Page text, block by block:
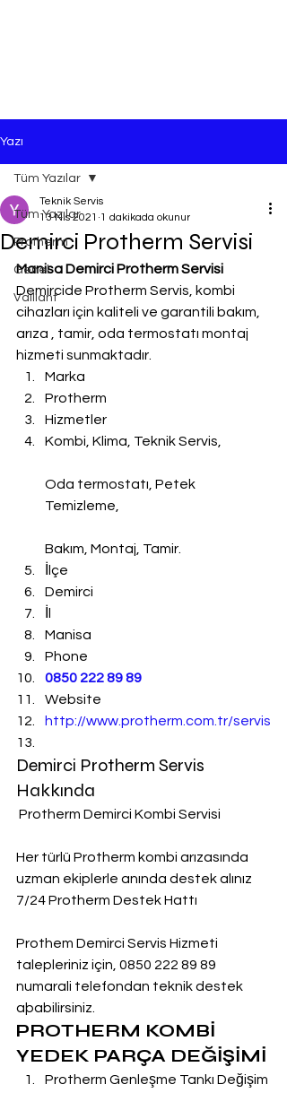
Yazı
Tüm Yazılar
Protherm
Genel
Vaillant
Tüm Yazılar
Demirci Protherm Servisi
Teknik Servis
13 Nis 2021 1 dakikada okunur
Manisa Demirci Protherm Servisi
Demircide Protherm Servis, kombi
cihazları için kaliteli ve garantili bakım,
arıza , tamir, oda termostatı montaj
hizmeti sunmaktadır.
Marka
Protherm
Hizmetler
Kombi, Klima, Teknik Servis,
Oda termostatı, Petek
Temizleme,
Bakım, Montaj, Tamir.
İlçe
Demirci
Manisa
Phone
0850 222 89 89
Website
http://www.protherm.com.tr/servis
Demirci Protherm Servis
Hakkında
Protherm Demirci Kombi Servisi
Her türlü Protherm kombi arızasında
uzman ekiplerle anında destek alınız
7/24 Protherm Destek Hattı
Prothem Demirci Servis Hizmeti
talepleriniz için, 0850 222 89 89
numarali telefondan teknik destek
aþabilirsiniz.
PROTHERM KOMBİ
YEDEK PARÇA DEĞİŞİMİ
Protherm Genleşme Tankı Değişim